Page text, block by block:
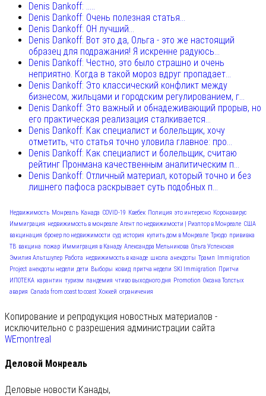
Denis Dankoff: .....
Denis Dankoff: Очень полезная статья...
Denis Dankoff: ОН лучший...
Denis Dankoff: Вот это да, Ольга - это же настоящий
образец для подражания! Я искренне радуюсь...
Denis Dankoff: Честно, это было страшно и очень
неприятно. Когда в такой мороз вдруг пропадает...
Denis Dankoff: Это классический конфликт между
бизнесом, жильцами и городским регулированием, г...
Denis Dankoff: Это важный и обнадеживающий прорыв, но
его практическая реализация сталкивается...
Denis Dankoff: Как специалист и болельщик, хочу
отметить, что статья точно уловила главное: про...
Denis Dankoff: Как специалист и болельщик, считаю
рейтинг Пронмана качественным аналитическим п...
Denis Dankoff: Отличный материал, который точно и без
лишнего пафоса раскрывает суть подобных п...
Недвижимость Монреаль Канада COVID-19 Квебек Полиция это интересно Коронавирус
Иммиграция недвижимость в монреале Агент по недвижимости | Риэлтор в Монреале США
вакцинация брокер по недвижимости суд история купить дом в Монреале Трюдо прививка
ТВ вакцина пожар Иммиграция в Канаду Александра Мельникова Ольга Успенская
Эмилия Альтшулер Работа недвижимость в канаде школа анекдоты Трамп
Immigration
Project анекдоты недели дети Выборы ковид притча недели SKI Immigration Притчи
ИПОТЕКА карантин туризм пандемия чтиво выходного дня Promotion Оксана Толстых
авария Canada from coast to coast Хоккей ограничения
Копирование и репродукция новостных материалов -
исключительно с разрешения администрации сайта
WEmontreal
Деловой Монреаль
Деловые новости Канады,